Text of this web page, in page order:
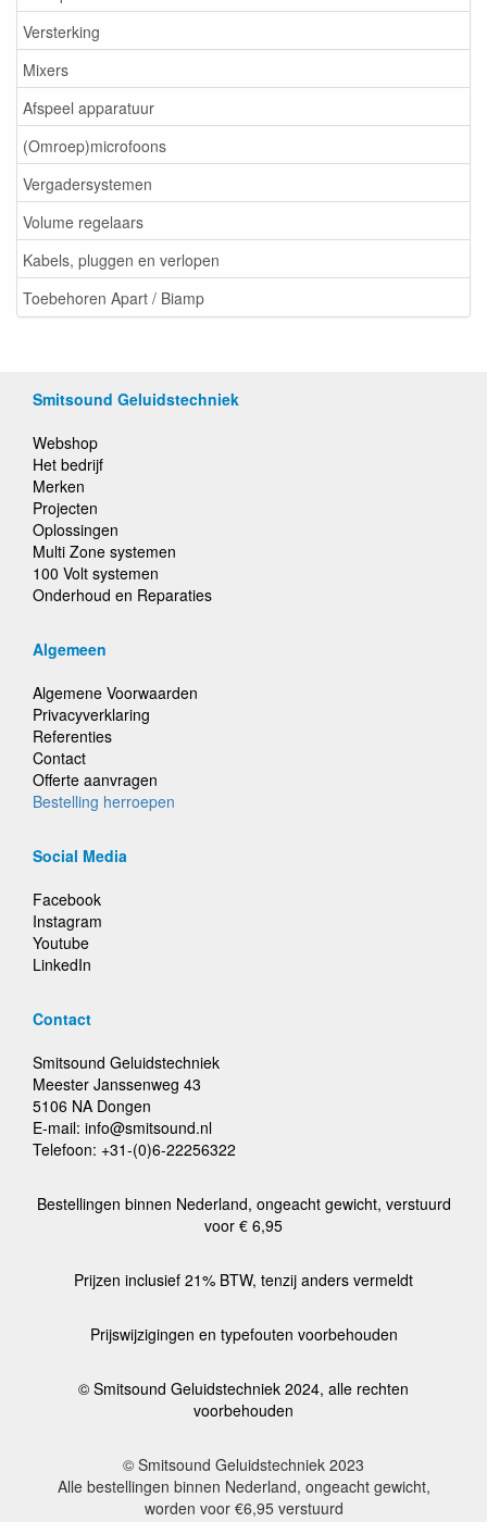
Versterking
Mixers
Afspeel apparatuur
(Omroep)microfoons
Vergadersystemen
Volume regelaars
Kabels, pluggen en verlopen
Toebehoren Apart / Biamp
Smitsound Geluidstechniek
Webshop
Het bedrijf
Merken
Projecten
Oplossingen
Multi Zone systemen
100 Volt systemen
Onderhoud en Reparaties
Algemeen
Algemene Voorwaarden
Privacyverklaring
Referenties
Contact
Offerte aanvragen
Bestelling herroepen
Social Media
Facebook
Instagram
Youtube
LinkedIn
Contact
Smitsound Geluidstechniek
Meester Janssenweg 43
5106 NA Dongen
E-mail: info@smitsound.nl
Telefoon: +31-(0)6-22256322
Bestellingen binnen Nederland, ongeacht gewicht, verstuurd
voor € 6,95
Prijzen inclusief 21% BTW, tenzij anders vermeldt
Prijswijzigingen en typefouten voorbehouden
© Smitsound Geluidstechniek 2024, alle rechten
voorbehouden
© Smitsound Geluidstechniek 2023
Alle bestellingen binnen Nederland, ongeacht gewicht,
worden voor €6,95 verstuurd